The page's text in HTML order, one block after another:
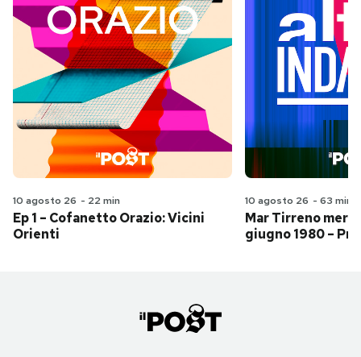
10 agosto 26 - 22 min
Ep 1 – Cofanetto Orazio: Vicini
Orienti
10 agosto 26 - 63 min
Mar Tirreno
giugno 1980 –